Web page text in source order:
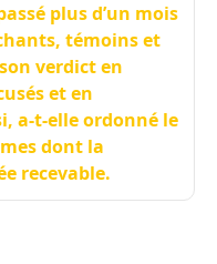
plus d’un mois
témoins et
verdict en
et en
a-t-elle ordonné le
dont la
recevable.